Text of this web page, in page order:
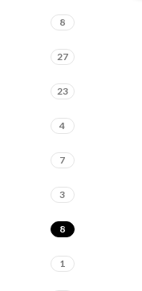
8
27
23
4
7
3
8
1